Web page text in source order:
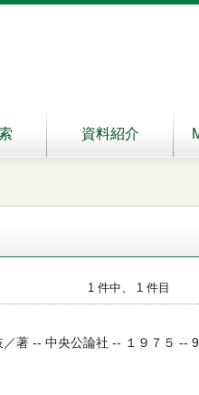
資料紹介
1 件中、 1 件目
著 -- 中央公論社 -- １９７５ --